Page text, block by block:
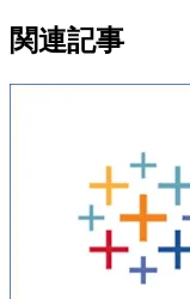
関連記事